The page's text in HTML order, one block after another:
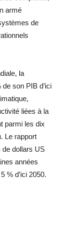
armé
de
la
son PIB d’ici
liées à la
parmi les dix
Le rapport
de dollars US
années
% d’ici 2050.